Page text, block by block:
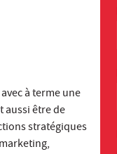
à terme une
aussi être de
stratégiques